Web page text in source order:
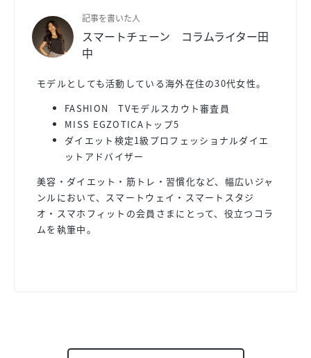
記事を書いた人
スマートチェーン コラムライター田
中
モデルとしても活動している海外在住の30代女性。
FASHION TVモデルスカウト審査員
MISS EGZOTICAトップ5
ダイエット検定1級プロフェッショナルダイエ
ットアドバイザー
美容・ダイエット・筋トレ・習慣化など、幅広いジャ
ンルにおいて、スマートウェイ・スマートスタジ
オ・スマホフィットの会員さまにとって、役立つコラ
ムを執筆中。